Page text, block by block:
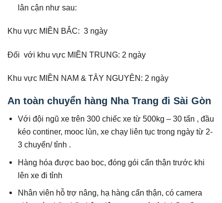
lân cận như sau:
Khu vực MIỀN BẮC: 3 ngày
Đối với khu vực MIỀN TRUNG: 2 ngày
Khu vực MIỀN NAM & TÂY NGUYÊN: 2 ngày
An toàn chuyển hàng Nha Trang đi Sài Gòn
Với đội ngũ xe trên 300 chiếc xe từ 500kg – 30 tấn , đầu
kéo continer, mooc lùn, xe chạy liên tục trong ngày từ 2-
3 chuyến/ tỉnh .
Hàng hóa được bao bọc, đóng gói cẩn thận trước khi
lên xe đi tỉnh
Nhân viên hỗ trợ nâng, hạ hàng cẩn thận, có camera